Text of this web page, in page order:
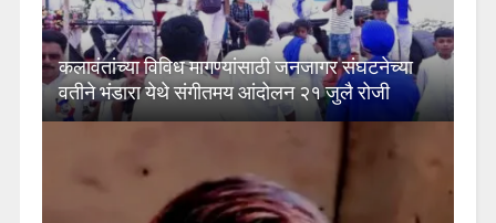
कलावंतांच्या विविध मागण्यांसाठी जनजागर संघटनेच्या
वतीने भंडारा येथे संगीतमय आंदोलन २१ जुलै रोजी